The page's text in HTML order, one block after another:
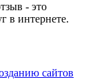
- это
в интернете.
сайтов